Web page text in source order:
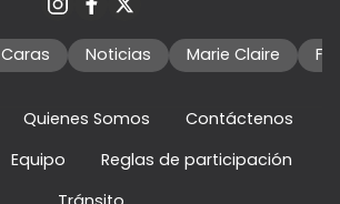
Caras Noticias Marie Claire
Quienes Somos
Contáctenos
Equipo
Reglas de participación